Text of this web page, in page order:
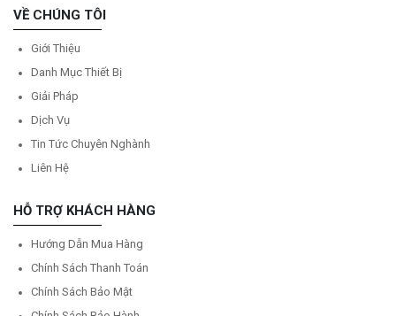
VỀ CHÚNG TÔI
Giới Thiệu
Danh Mục Thiết Bị
Giải Pháp
Dịch Vụ
Tin Tức Chuyên Nghành
Liên Hệ
HỖ TRỢ KHÁCH HÀNG
Hướng Dẫn Mua Hàng
Chính Sách Thanh Toán
Chính Sách Bảo Mật